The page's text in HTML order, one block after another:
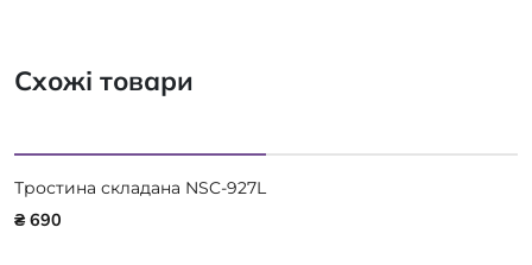
Схожі товари
Тростина складана NSC-927L
₴ 690